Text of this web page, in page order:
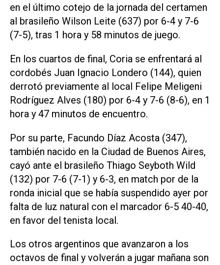
en el último cotejo de la jornada del certamen
al brasileño Wilson Leite (637) por 6-4 y 7-6
(7-5), tras 1 hora y 58 minutos de juego.
En los cuartos de final, Coria se enfrentará al
cordobés Juan Ignacio Londero (144), quien
derrotó previamente al local Felipe Meligeni
Rodríguez Alves (180) por 6-4 y 7-6 (8-6), en 1
hora y 47 minutos de encuentro.
Por su parte, Facundo Díaz Acosta (347),
también nacido en la Ciudad de Buenos Aires,
cayó ante el brasileño Thiago Seyboth Wild
(132) por 7-6 (7-1) y 6-3, en match por de la
ronda inicial que se había suspendido ayer por
falta de luz natural con el marcador 6-5 40-40,
en favor del tenista local.
Los otros argentinos que avanzaron a los
octavos de final y volverán a jugar mañana son